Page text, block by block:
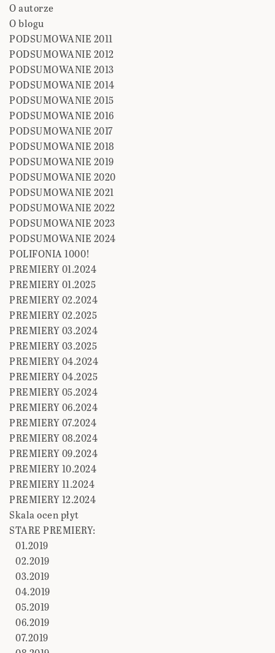
O autorze
O blogu
PODSUMOWANIE 2011
PODSUMOWANIE 2012
PODSUMOWANIE 2013
PODSUMOWANIE 2014
PODSUMOWANIE 2015
PODSUMOWANIE 2016
PODSUMOWANIE 2017
PODSUMOWANIE 2018
PODSUMOWANIE 2019
PODSUMOWANIE 2020
PODSUMOWANIE 2021
PODSUMOWANIE 2022
PODSUMOWANIE 2023
PODSUMOWANIE 2024
POLIFONIA 1000!
PREMIERY 01.2024
PREMIERY 01.2025
PREMIERY 02.2024
PREMIERY 02.2025
PREMIERY 03.2024
PREMIERY 03.2025
PREMIERY 04.2024
PREMIERY 04.2025
PREMIERY 05.2024
PREMIERY 06.2024
PREMIERY 07.2024
PREMIERY 08.2024
PREMIERY 09.2024
PREMIERY 10.2024
PREMIERY 11.2024
PREMIERY 12.2024
Skala ocen płyt
STARE PREMIERY:
01.2019
02.2019
03.2019
04.2019
05.2019
06.2019
07.2019